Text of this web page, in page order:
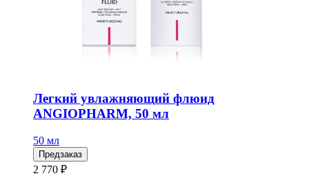
Легкий увлажняющий флюид
ANGIOPHARM, 50 мл
50 мл
Предзаказ
2 770 ₽